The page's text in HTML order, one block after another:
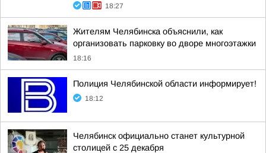
18:27
Жителям Челябинска объяснили, как
организовать парковку во дворе многоэтажки
18:16
Полиция Челябинской области информирует!
18:12
Челябинск официально станет культурной
столицей с 25 декабря